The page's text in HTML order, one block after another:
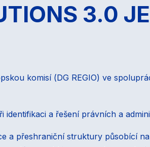
3.0
komisí (DG REGIO) ve
identifikaci a řešení právních a
a přeshraniční struktury působící